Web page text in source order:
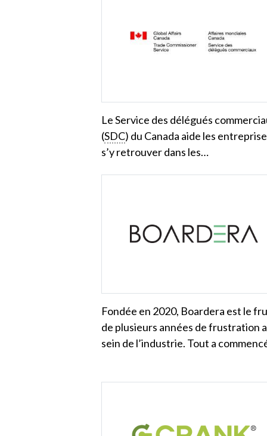
Le Service des délégués
(SDC) du Canada aide les
s’y retrouver dans les…
Fondée en 2020, Boardera est le
de plusieurs années de frustration
sein de l’industrie. Tout a